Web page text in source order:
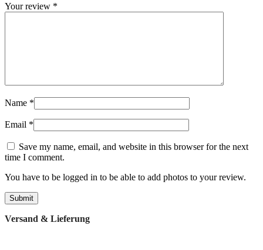
Your review *
Name *
Email *
Save my name, email, and website in this browser for the next
time I comment.
You have to be logged in to be able to add photos to your review.
Versand & Lieferung